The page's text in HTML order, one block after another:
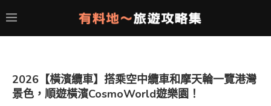
2026【橫濱纜車】搭乘空中纜車和摩天輪一覽港灣
景色，順遊橫濱CosmoWorld遊樂園！